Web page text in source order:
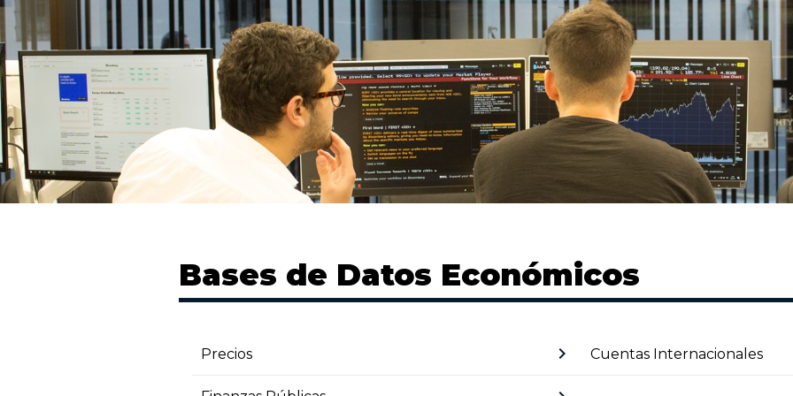
Bases de Datos Económicos
Precios chevron_right Cuentas Internacionales